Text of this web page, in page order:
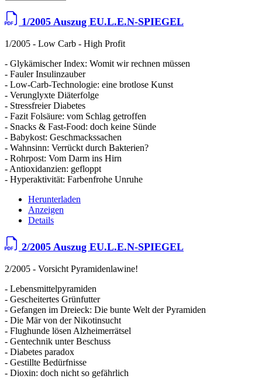
1/2005 Auszug EU.L.E.N-SPIEGEL
1/2005 - Low Carb - High Profit
- Glykämischer Index: Womit wir rechnen müssen
- Fauler Insulinzauber
- Low-Carb-Technologie: eine brotlose Kunst
- Verunglyxte Diäterfolge
- Stressfreier Diabetes
- Fazit Folsäure: vom Schlag getroffen
- Snacks & Fast-Food: doch keine Sünde
- Babykost: Geschmackssachen
- Wahnsinn: Verrückt durch Bakterien?
- Rohrpost: Vom Darm ins Hirn
- Antioxidanzien: gefloppt
- Hyperaktivität: Farbenfrohe Unruhe
Herunterladen
Anzeigen
Details
2/2005 Auszug EU.L.E.N-SPIEGEL
2/2005 - Vorsicht Pyramidenlawine!
- Lebensmittelpyramiden
- Gescheitertes Grünfutter
- Gefangen im Dreieck: Die bunte Welt der Pyramiden
- Die Mär von der Nikotinsucht
- Flughunde lösen Alzheimerrätsel
- Gentechnik unter Beschuss
- Diabetes paradox
- Gestillte Bedürfnisse
- Dioxin: doch nicht so gefährlich